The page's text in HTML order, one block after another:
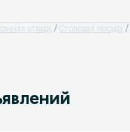
утварь Столовая посуда